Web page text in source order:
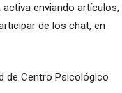
enviando artículos,
de los chat, en
de Centro Psicológico